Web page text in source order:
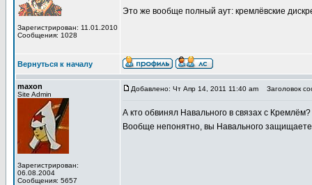
Зарегистрирован: 11.01.2010
Сообщения: 1028
Это же вообще полный аут: кремлёвские
Вернуться к началу
maxon
Site Admin
Зарегистрирован:
06.08.2004
Сообщения: 5657
Добавлено: Чт Апр 14, 2011 11:40 am Заголовок
А кто обвинял Навального в связах с Кремлём?
Вообще непонятно, вы Навального